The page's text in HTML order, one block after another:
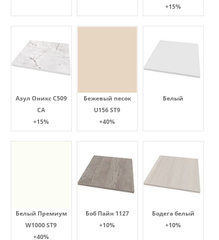
+15%
Азул Оникс С509
СА
+15%
Бежевый песок
U156 ST9
+40%
Белый
Белый Премиум
W1000 ST9
+40%
Боб Пайн 1127
+10%
Бодега белый
+10%